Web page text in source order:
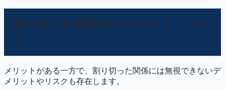
割り切った関係のデメリット・リス
ク
メリットがある一方で、割り切った関係には無視できないデ
メリットやリスクも存在します。